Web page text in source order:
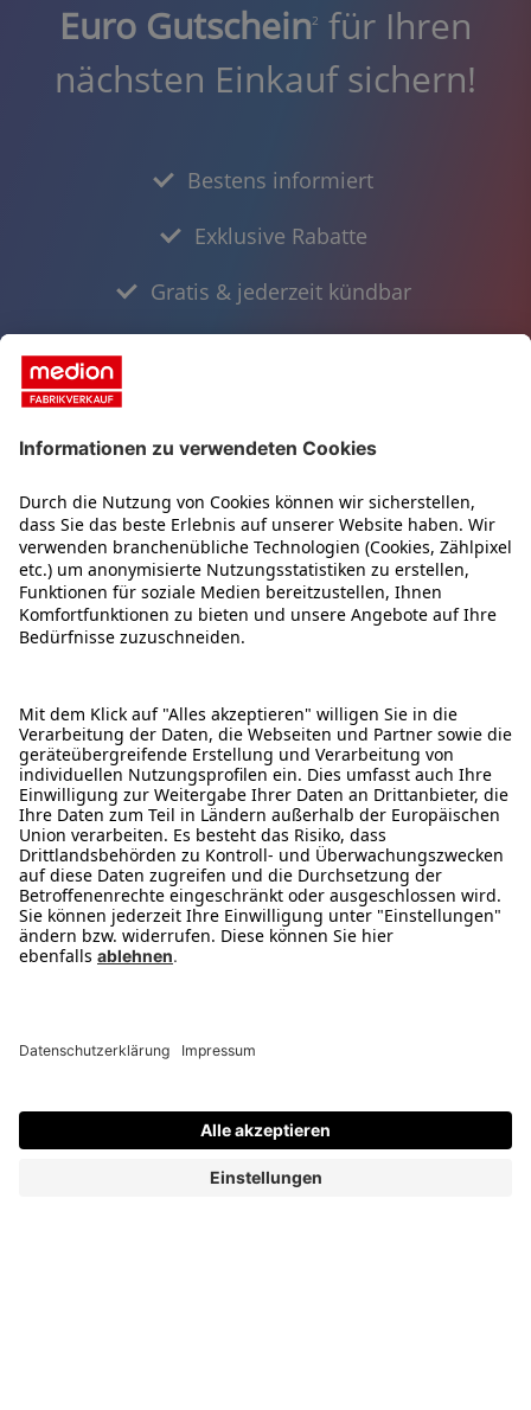
Euro Gutschein2
für Ihren
nächsten Einkauf sichern!
Bestens informiert
Exklusive Rabatte
Gratis & jederzeit kündbar
Rechtliches
Verbraucherschutzinformationen
Jugendschutz
Privatsphäre-Einstellungen
AGB
MEDION Fabrikverkauf
Über uns
Kontakt
Karriere
Was ist B-Ware
Reservierung & Abholung
Zahlungsarten